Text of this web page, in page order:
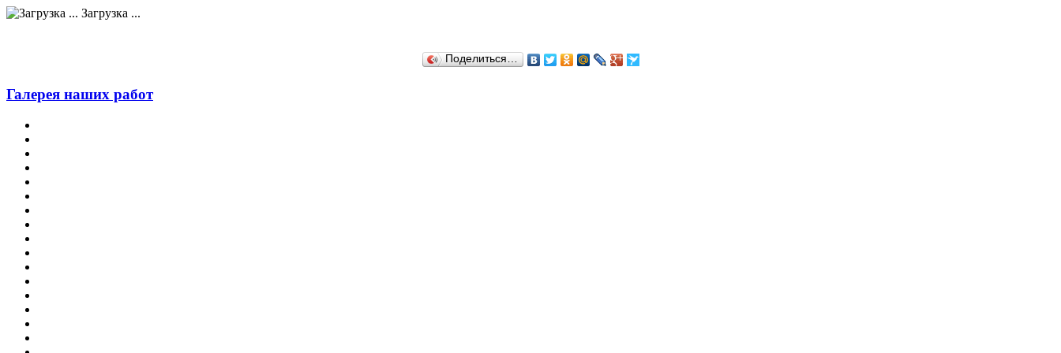
Загрузка ...
Поделиться…
Галерея наших работ